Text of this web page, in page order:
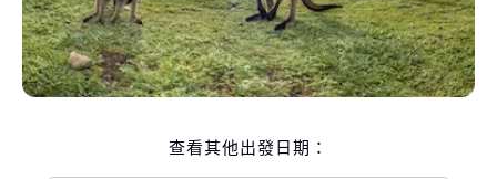
查看其他出發日期：